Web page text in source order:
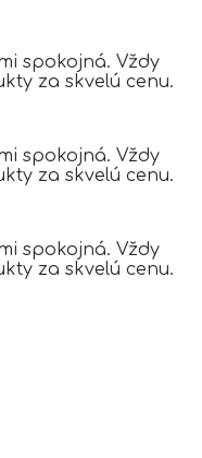
spokojná. Vždy
za skvelú cenu.
spokojná. Vždy
za skvelú cenu.
spokojná. Vždy
za skvelú cenu.